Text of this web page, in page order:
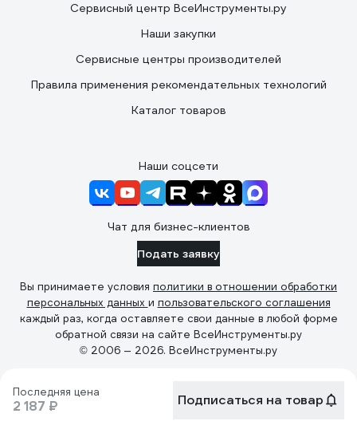
Последняя цена
2 187 ₽ Подписаться на товар
Сервисный центр ВсеИнструменты.ру
Наши закупки
Сервисные центры производителей
Правила применения рекомендательных технологий
Каталог товаров
Наши соцсети
Чат для бизнес-клиентов
Подать заявку
Вы принимаете условия политики в отношении обработки
персональных данных и пользовательского соглашения
каждый раз, когда оставляете свои данные в любой форме
обратной связи на сайте ВсеИнструменты.ру
© 2006 — 2026. ВсеИнструменты.ру